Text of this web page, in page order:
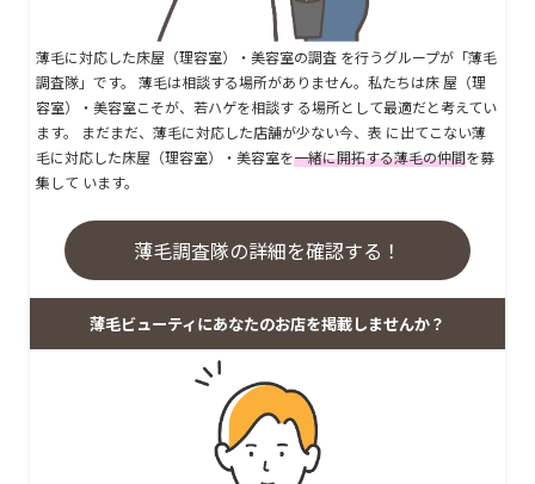
薄毛に対応した床屋（理容室）・美容室の調査 を行うグループが「薄毛
調査隊」です。 薄毛は相談する場所がありません。私たちは床 屋（理
容室）・美容室こそが、若ハゲを相談す る場所として最適だと考えてい
ます。 まだまだ、薄毛に対応した店舗が少ない今、表 に出てこない薄
毛に対応した床屋（理容室）・美容室を一緒に開拓する薄毛の仲間を募
集して います。
薄毛調査隊の詳細を確認する！
薄毛ビューティにあなたのお店を掲載しませんか？